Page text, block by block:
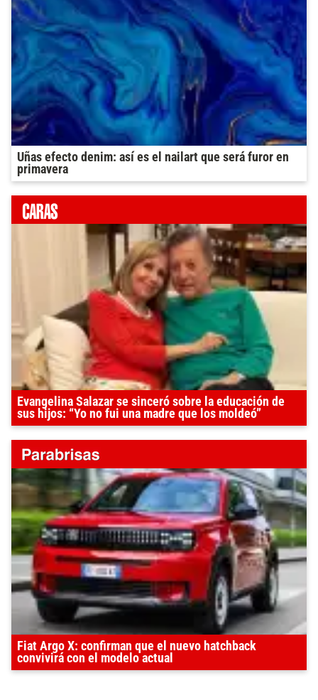
Uñas efecto denim: así es el nailart que será furor en
primavera
Evangelina Salazar se sinceró sobre la educación de
sus hijos: “Yo no fui una madre que los moldeó”
Fiat Argo X: confirman que el nuevo hatchback
convivirá con el modelo actual